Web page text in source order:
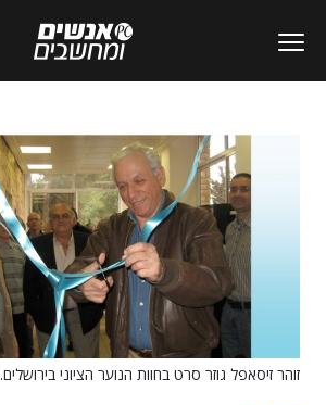
זוהר זיסאפל גוזר סרט בחוות הנוער הציוני בירושלים.